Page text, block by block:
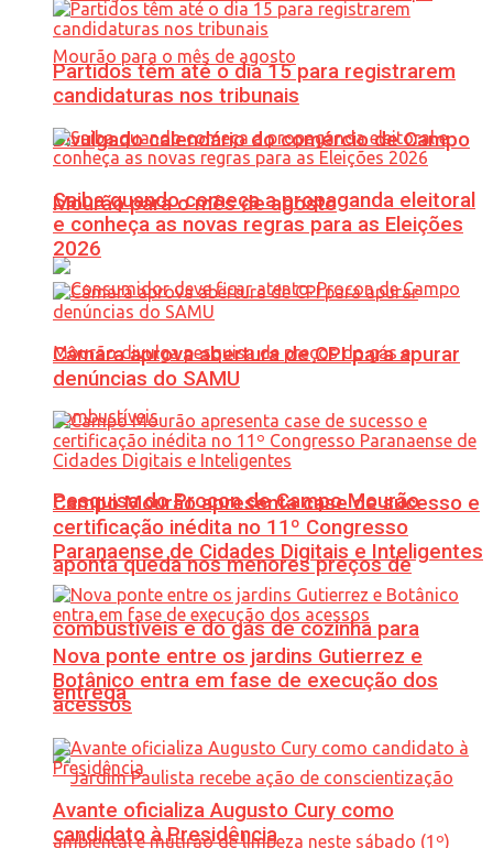
Divulgado calendário do comércio de Campo
Mourão para o mês de agosto
Pesquisa do Procon de Campo Mourão
aponta queda nos menores preços de
combustíveis e do gás de cozinha para
entrega
Partidos têm até o dia 15 para registrarem
candidaturas nos tribunais
Saiba quando começa a propaganda eleitoral
e conheça as novas regras para as Eleições
2026
Câmara aprova abertura de CPI para apurar
denúncias do SAMU
Campo Mourão apresenta case de sucesso e
certificação inédita no 11º Congresso
Paranaense de Cidades Digitais e Inteligentes
Nova ponte entre os jardins Gutierrez e
Botânico entra em fase de execução dos
acessos
Avante oficializa Augusto Cury como
candidato à Presidência